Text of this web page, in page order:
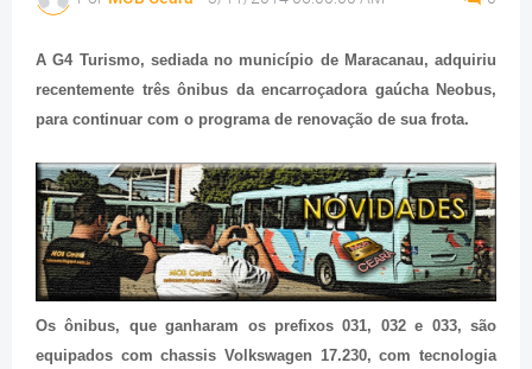
A G4 Turismo, sediada no município de Maracanau, adquiriu
recentemente três ônibus da encarroçadora gaúcha Neobus,
para continuar com o programa de renovação de sua frota.
Os ônibus, que ganharam os prefixos 031, 032 e 033, são
equipados com chassis Volkswagen 17.230, com tecnologia